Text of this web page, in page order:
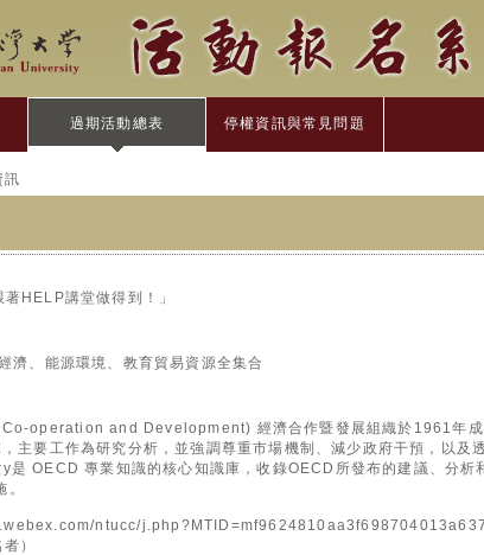
過期活動總表 停權資訊與常見問題
訊
HELP講堂做得到！」
、能源環境、教育貿易資源全集合
operation and Development) 經濟合作暨發展組織於1961年成
主要工作為研究分析，並強調尊重市場機制、減少政府干預，以及
OECD 專業知識的核心知識庫，收錄OECD所發布的建議、分析
ntucc/
）